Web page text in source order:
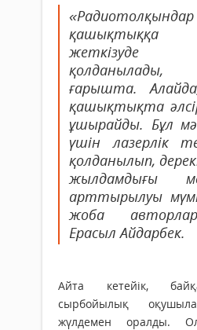
қашықтыққа
жеткізуде
ғарышта.
қашықтықта
ұшырайды. Бұл
үшін лазерлік
қолданылып,
жылдамдығы
арттырылуы
жоба
Ерасыл Айдарбек.
Айта кетейік,
сырбойылық
жүлдемен оралды.